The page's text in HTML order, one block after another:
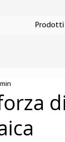
Prodotti